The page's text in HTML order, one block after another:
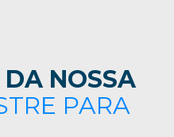
NOSSA
PARA